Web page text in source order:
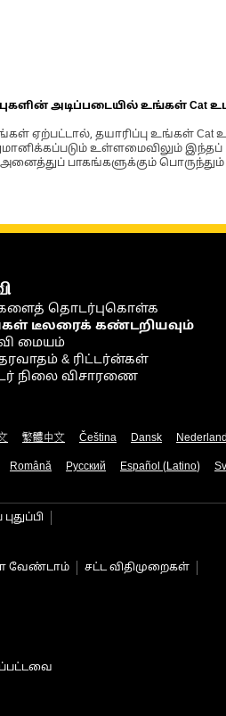
அடிப்படையில் உங்கள்
ஏற்பட்டால், தயாரிப்பு உங்கள்
உள்ளமைவிலும் இந்தப்
பாகங்களுக்கும் பொருந்தும்
தொடர்புகொள்க
டீலரைக் கண்டறியவும்
மையம்
& ரிட்டர்ன்கள்
நிலை விசாரணை
繁體中文 Čeština Dansk
Română Русский Español (Latino)
வேண்டாம் சட்ட விதிமுறைகள்